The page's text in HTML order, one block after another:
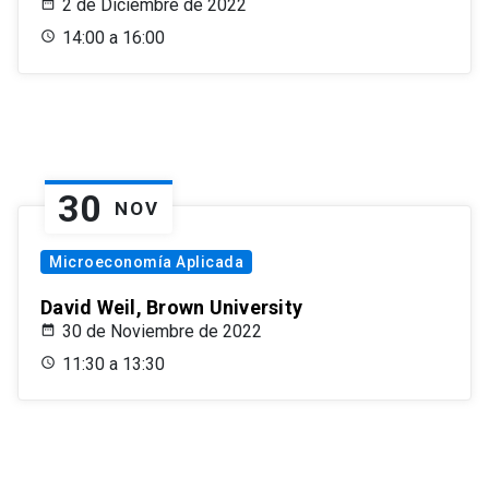
2 de Diciembre de 2022
14:00 a 16:00
30 NOV
Microeconomía Aplicada
David Weil, Brown University
30 de Noviembre de 2022
11:30 a 13:30